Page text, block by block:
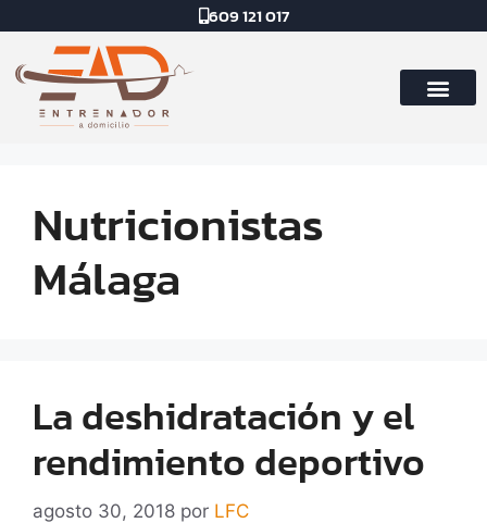
609 121 017
Nutricionistas
Málaga
La deshidratación y el
rendimiento deportivo
agosto 30, 2018 por LFC